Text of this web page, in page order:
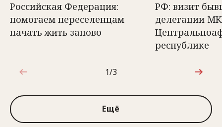
Российская Федерация:
помогаем переселенцам
начать жить заново
РФ: визит
делегации
республике
1 из 3
1/3
Ещё